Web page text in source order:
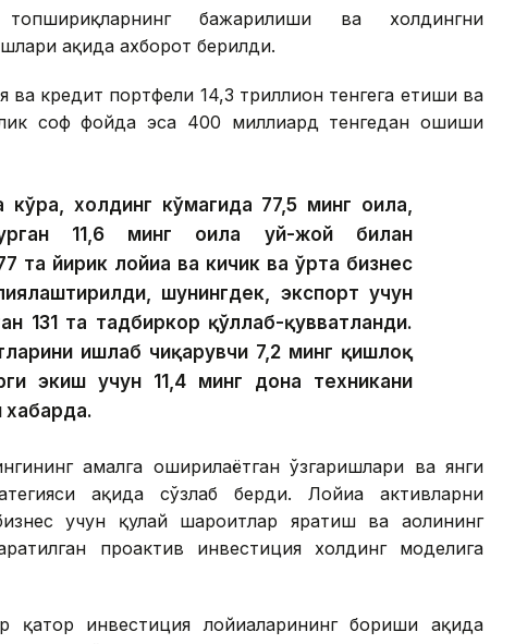
бажарилиши ва холдингни
ҳақида ахборот берилди.
кредит портфели 14,3 триллион тенгега етиши ва
соф фойда эса 400 миллиард тенгедан ошиши
холдинг кўмагида 77,5 минг оила,
11,6 минг оила уй-жой билан
та йирик лойиҳа ва кичик ва ўрта бизнес
шунингдек, экспорт учун
131 та тадбиркор қўллаб-қувватланди.
ишлаб чиқарувчи 7,2 минг қишлоқ
экиш учун 11,4 минг дона техникани
амалга оширилаётган ўзгаришлари ва янги
ҳақида сўзлаб берди. Лойиҳа активларни
учун қулай шароитлар яратиш ва аҳолининг
проактив инвестиция холдинг моделига
инвестиция лойиҳаларининг бориши ҳақида